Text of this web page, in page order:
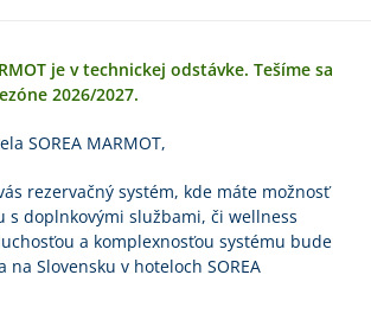
je v technickej odstávke. Tešíme sa
2026/2027.
SOREA MARMOT,
rezervačný systém, kde máte možnosť
s doplnkovými službami, či wellness
a komplexnosťou systému bude
na Slovensku v hoteloch SOREA